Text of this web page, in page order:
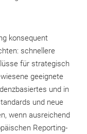
konsequent
schnellere
für strategisch
geeignete
und in
und neue
wenn ausreichend
Reporting-